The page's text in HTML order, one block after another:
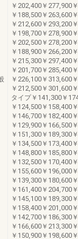
￥202,400￥277,900
￥188,500￥263,600
￥212,600￥293,200
￥198,700￥278,900
￥202,500￥278,200
￥188,900￥266,200
￥215,300￥297,400
￥201,700￥285,400
￥226,100￥313,600
￥212,500￥301,600
タイプ￥141,300￥
￥124,500￥158,400
￥146,700￥182,400
￥129,900￥166,500
￥151,300￥189,300
￥134,500￥173,400
￥148,800￥185,800
￥132,500￥170,400
￥155,600￥196,000
￥139,300￥180,600
￥161,400￥204,700
￥145,100￥189,300
￥158,400￥201,000
￥142,700￥186,300
￥166,600￥213,300
￥150,900￥198,600